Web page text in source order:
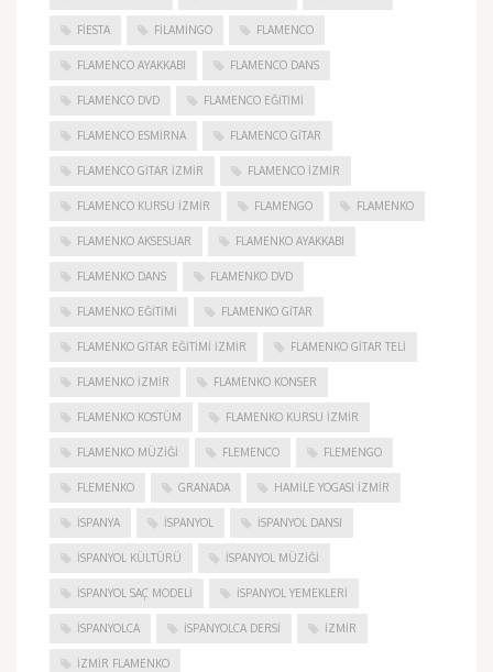
FIESTA FILAMINGO FLAMENCO
FLAMENCO AYAKKABI FLAMENCO DANS
FLAMENCO DVD FLAMENCO EĞITIMI
FLAMENCO ESMIRNA FLAMENCO GITAR
FLAMENCO GITAR İZMIR FLAMENCO IZMIR
FLAMENCO KURSU İZMIR FLAMENGO FLAMENKO
FLAMENKO AKSESUAR FLAMENKO AYAKKABI
FLAMENKO DANS FLAMENKO DVD
FLAMENKO EĞITIMI FLAMENKO GITAR
FLAMENKO GITAR EĞITIMI İZMIR FLAMENKO GITAR TELI
FLAMENKO IZMIR FLAMENKO KONSER
FLAMENKO KOSTÜM FLAMENKO KURSU İZMIR
FLAMENKO MÜZIĞI FLEMENCO FLEMENGO
FLEMENKO GRANADA HAMILE YOGASI İZMIR
ISPANYA İSPANYOL İSPANYOL DANSI
İSPANYOL KÜLTÜRÜ İSPANYOL MÜZIĞI
İSPANYOL SAÇ MODELI İSPANYOL YEMEKLERI
İSPANYOLCA İSPANYOLCA DERSI IZMIR
IZMIR FLAMENKO